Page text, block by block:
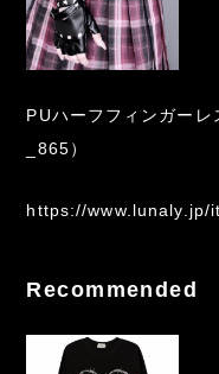
PUハーフフィンガー
_865）
https://www.lunaly.jp/
Recommended